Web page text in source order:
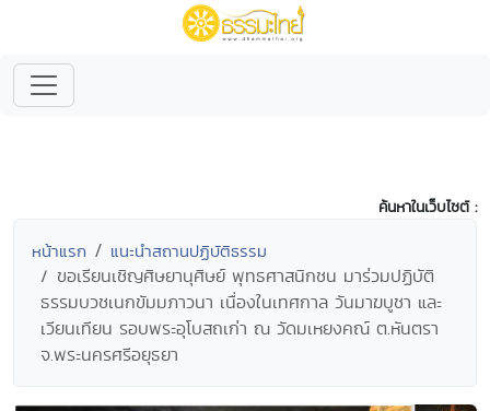
ค้นหาในเว็บไซต์ :
หน้าแรก แนะนำสถานปฏิบัติธรรม
ขอเรียนเชิญศิษยานุศิษย์ พุทธศาสนิกชน มาร่วมปฏิบัติ
ธรรมบวชเนกขัมมภาวนา เนื่องในเทศกาล วันมาฆบูชา และ
เวียนเทียน รอบพระอุโบสถเก่า ณ วัดมเหยงคณ์ ต.หันตรา
จ.พระนครศรีอยุธยา